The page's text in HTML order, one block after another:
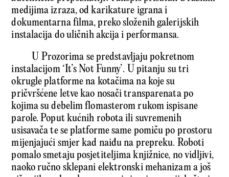
medijima izraza, od karikature igrana i
dokumentarna filma, preko složenih galerijskih
instalacija do uličnih akcija i performansa.
U Prozorima se predstavljaju pokretnom
instalacijom ‘It’s Not Funny’. U pitanju su tri
okrugle platforme na kotačima na koje su
pričvršćene letve kao nosači transparenata po
kojima su debelim flomasterom rukom ispisane
parole. Poput kućnih robota ili suvremenih
usisavača te se platforme same pomiču po prostoru
mijenjajući smjer kad naiđu na prepreku. Roboti
pomalo smetaju posjetiteljima knjižnice, no vidljivi,
naoko ručno sklepani elektronski mehanizam a još